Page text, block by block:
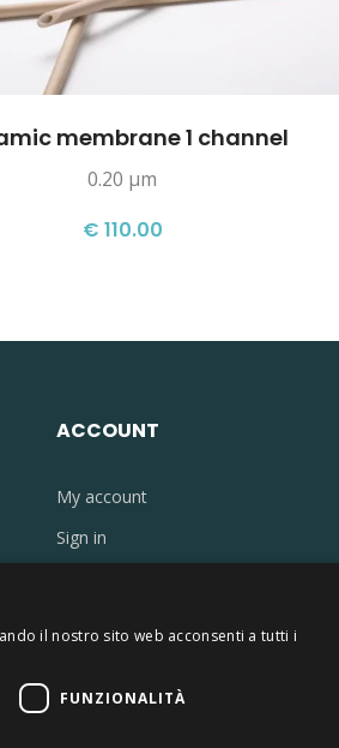
membrane 1 channel
0.20 µm
€ 110.00
ACCOUNT
My account
Sign in
il nostro sito web acconsenti a tutti i
FUNZIONALITÀ